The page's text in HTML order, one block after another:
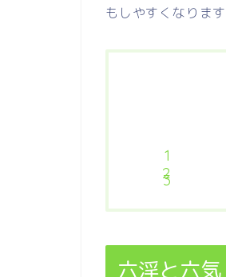
もしやすくなりま
六淫と六気